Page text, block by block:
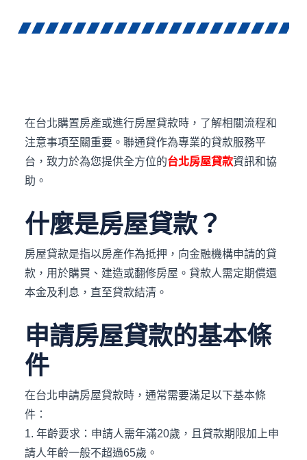
在台北購置房產或進行房屋貸款時，了解相關流程和
注意事項至關重要。聯通貸作為專業的貸款服務平
台，致力於為您提供全方位的台北房屋貸款資訊和協
助。
什麼是房屋貸款？
房屋貸款是指以房產作為抵押，向金融機構申請的貸
款，用於購買、建造或翻修房屋。貸款人需定期償還
本金及利息，直至貸款結清。
申請房屋貸款的基本條
件
在台北申請房屋貸款時，通常需要滿足以下基本條
件：
1. 年齡要求：申請人需年滿20歲，且貸款期限加上申
請人年齡一般不超過65歲。